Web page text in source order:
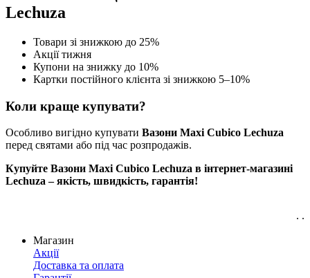
Lechuza
Товари зі знижкою до 25%
Акції тижня
Купони на знижку до 10%
Картки постійного клієнта зі знижкою 5–10%
Коли краще купувати?
Особливо вигідно купувати Вазони Maxi Cubico Lechuza
перед святами або під час розпродажів.
Купуйте Вазони Maxi Cubico Lechuza в інтернет-магазині
Lechuza – якість, швидкість, гарантія!
. .
Магазин
Акції
Доставка та оплата